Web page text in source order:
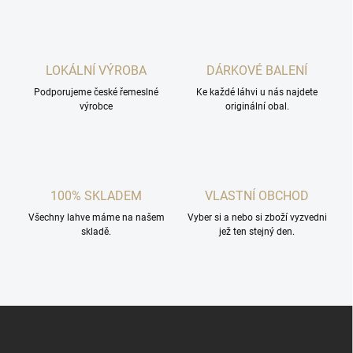
LOKÁLNÍ VÝROBA
Podporujeme české řemeslné
výrobce
DÁRKOVÉ BALENÍ
Ke každé láhvi u nás najdete
originální obal.
100% SKLADEM
Všechny lahve máme na našem
skladě.
VLASTNÍ OBCHOD
Vyber si a nebo si zboží vyzvedni
jež ten stejný den.